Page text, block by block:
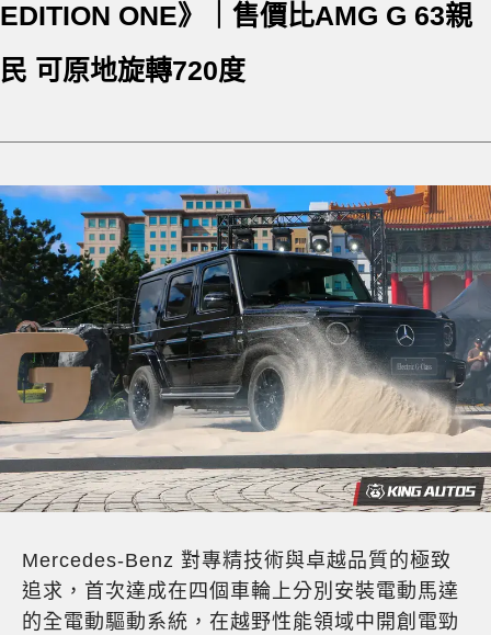
EDITION ONE》｜售價比AMG G 63親
民 可原地旋轉720度
Mercedes-Benz 對專精技術與卓越品質的極致
追求，首次達成在四個車輪上分別安裝電動馬達
的全電動驅動系統，在越野性能領域中開創電勁